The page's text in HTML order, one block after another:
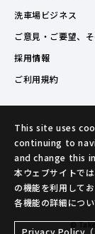
洗車場ビジネス
ご意見・ご要望、
採用情報
ご利用規約
©
This site uses
continuing to
and change this
本ウェブサイトで
の機能を利用してお
各機能の詳細につ
Privacy Policy（